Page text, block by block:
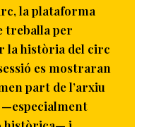
la plataforma
treballa per
la història del circ
es mostraran
part de l’arxiu